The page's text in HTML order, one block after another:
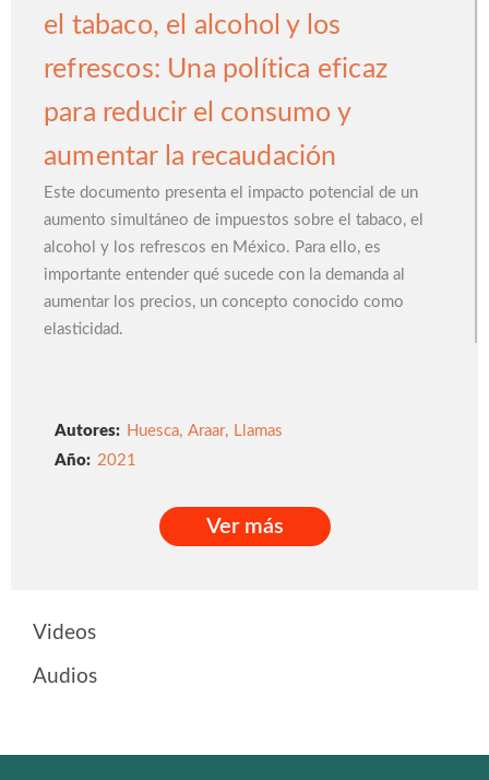
el tabaco, el alcohol y los
refrescos: Una política eficaz
para reducir el consumo y
aumentar la recaudación
Este documento presenta el impacto potencial de un
aumento simultáneo de impuestos sobre el tabaco, el
alcohol y los refrescos en México. Para ello, es
importante entender qué sucede con la demanda al
aumentar los precios, un concepto conocido como
elasticidad.
Autores: Huesca, Araar, Llamas
2021
Ver más
Videos
Audios